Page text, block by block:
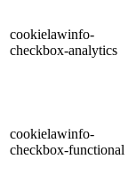
cookielawinfo-
checkbox-analytics
cookielawinfo-
checkbox-functional